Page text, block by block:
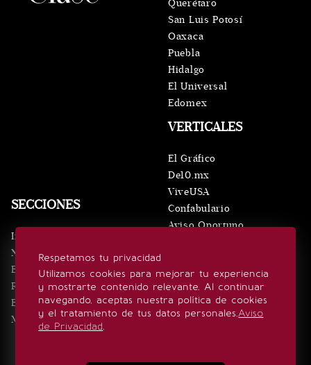
Respetamos tu privacidad
Utilizamos cookies para mejorar tu experiencia
y mostrarte contenido relevante. Al continuar
navegando, aceptas nuestra política de cookies
y el tratamiento de tus datos personales.Aviso
de Privacidad.
SECCIONES
Inicio
Noticias
Eventos
Realeza
Estilo de vida
Minuto x Minuto
VERTICALES
El Gráfico
De10.mx
ViveUSA
Confabulario
Aviso Oportuno
Querétaro
San Luis Potosí
Oaxaca
Puebla
Hidalgo
El Universal
Edomex
SÍGUENOS